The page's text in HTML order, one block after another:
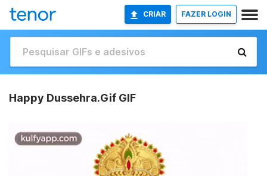
CRIAR FAZER LOGIN
Happy Dussehra.Gif GIF